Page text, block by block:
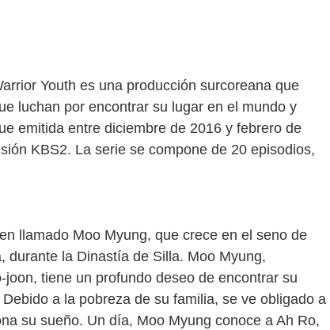
Youth es una producción surcoreana que
luchan por encontrar su lugar en el mundo y
emitida entre diciembre de 2016 y febrero de
KBS2. La serie se compone de 20 episodios,
llamado Moo Myung, que crece en el seno de
durante la Dinastía de Silla. Moo Myung,
tiene un profundo deseo de encontrar su
a la pobreza de su familia, se ve obligado a
su sueño. Un día, Moo Myung conoce a Ah Ro,